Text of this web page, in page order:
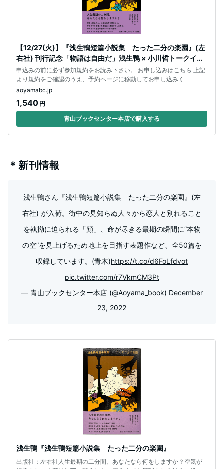
【12/27(火)】『浅生鴨短篇小説集 たった二分の楽園』(左
右社) 刊行記念「物語は自由だ」浅生鴨 × 小川哲トークイベ
ント
申込みの前に必ず参加規約をお読み下さい。 お申し込みはこちら 上記
より規約をご確認のうえ、予約ページに移動してお申し込みく
aoyamabc.jp
1,540 円
青山ブックセンター本店で購入する
＊新刊情報
浅生鴨さん『浅生鴨短篇小説集 たった二分の楽園』(左
右社) が入荷。街中の見知らぬ人々から恋人と別れること
を執拗に迫られる「顔」、命が尽きる最期の瞬間に“本物
の空”を見上げるため地上を目指す表題作など、全50篇を
収録しています。(青木)https://t.co/d6FoLfdvot
pic.twitter.com/r7VkmCM3Pt
— 青山ブックセンター本店 (@Aoyama_book) December
23, 2022
浅生鴨『浅生鴨短篇小説集 たった二分の楽園』
出版社：左右社人生最期の二分間、あなたなら何をしますか？空気が